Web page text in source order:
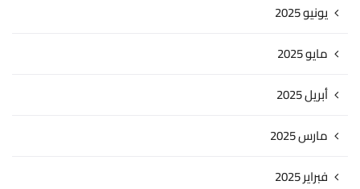
يونيو 2025
مايو 2025
أبريل 2025
مارس 2025
فبراير 2025